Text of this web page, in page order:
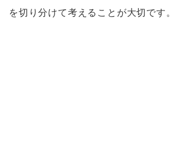
を切り分けて考えることが大切です。